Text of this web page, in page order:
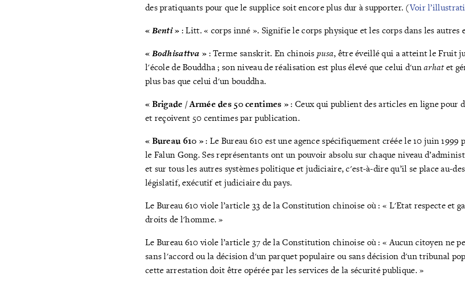
des pratiquants pour que le supplice soit encore plus dur à supporter. (Voir
« Benti» : Litt. « corps inné ». Signifie le corps physique et les corps dans les autres
« Bodhisattva » : Terme sanskrit. En chinois pusa, être éveillé qui a atteint le Fruit
l'école de Bouddha ; son niveau de réalisation est plus élevé que celui d'unarhatet
plus bas que celui d'un bouddha.
« Brigade / Armée des 50 centimes » : Ceux qui publient des articles en ligne pour
et reçoivent 50 centimes par publication.
« Bureau 610 » : Le Bureau 610 est une agence spécifiquement créée le 10 juin 1999
le Falun Gong. Ses représentants ont un pouvoir absolu sur chaque niveau
et sur tous les autres systèmes politique et judiciaire, c'est-à-dire qu’il se place au-
législatif, exécutif et judiciaire du pays.
Le Bureau 610 viole l’article 33 de la Constitution chinoise où : « L'Etat respecte et
droits de l'homme. »
Le Bureau 610 viole l’article 37 de la Constitution chinoise où : « Aucun citoyen ne
sans l'accord ou la décision d'un parquet populaire ou sans décision d'un tribunal
cette arrestation doit être opérée par les services de la sécurité publique. »